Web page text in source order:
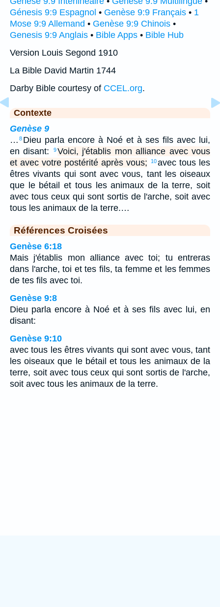
Génesis 9:9 Espagnol • Genèse 9:9 Français • 1
Mose 9:9 Allemand • Genèse 9:9 Chinois •
Genesis 9:9 Anglais • Bible Apps • Bible Hub
Version Louis Segond 1910
La Bible David Martin 1744
Darby Bible courtesy of CCEL.org.
Contexte
Genèse 9
… 8 Dieu parla encore à Noé et à ses fils avec lui,
en disant:
9Voici, j'établis mon alliance avec vous
et avec votre postérité après vous;
10avec tous les
êtres vivants qui sont avec vous, tant les oiseaux
que le bétail et tous les animaux de la terre, soit
avec tous ceux qui sont sortis de l'arche, soit avec
tous les animaux de la terre.…
Références Croisées
Genèse 6:18
Mais j'établis mon alliance avec toi; tu entreras
dans l'arche, toi et tes fils, ta femme et les femmes
de tes fils avec toi.
Genèse 9:8
Dieu parla encore à Noé et à ses fils avec lui, en
disant:
Genèse 9:10
avec tous les êtres vivants qui sont avec vous, tant
les oiseaux que le bétail et tous les animaux de la
terre, soit avec tous ceux qui sont sortis de l'arche,
soit avec tous les animaux de la terre.